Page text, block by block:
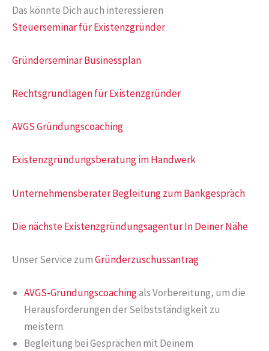
Das könnte Dich auch interessieren
Steuerseminar für Existenzgründer
Gründerseminar Businessplan
Rechtsgrundlagen für Existenzgründer
AVGS Gründungscoaching
Existenzgründungsberatung im Handwerk
Unternehmensberater Begleitung zum Bankgespräch
Die nächste Existenzgründungsagentur In Deiner Nähe
Unser Service zumGründerzuschussantrag
AVGS-Gründungscoachingals Vorbereitung, um die
Herausforderungen der Selbstständigkeit zu
meistern.
Begleitung bei Gesprächen mit Deinem